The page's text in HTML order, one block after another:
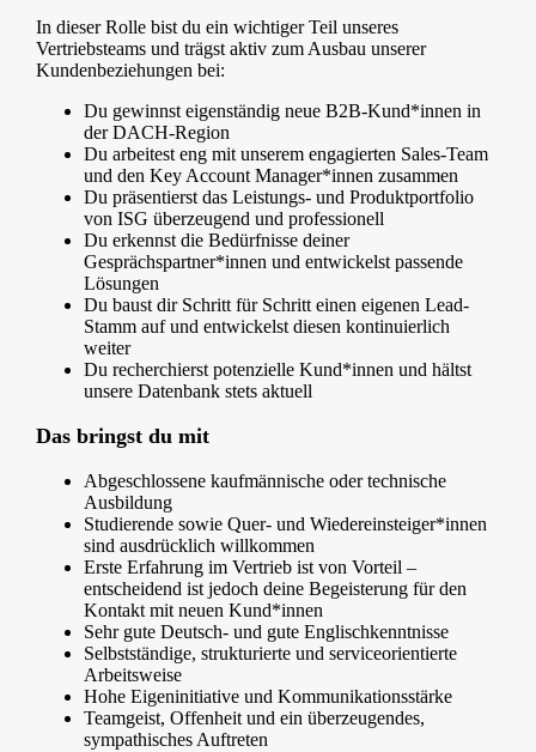
In dieser Rolle bist du ein wichtiger Teil unseres
Vertriebsteams und trägst aktiv zum Ausbau unserer
Kundenbeziehungen bei:
Du gewinnst eigenständig neue B2B-Kund*innen in
der DACH-Region
Du arbeitest eng mit unserem engagierten Sales-Team
und den Key Account Manager*innen zusammen
Du präsentierst das Leistungs- und Produktportfolio
von ISG überzeugend und professionell
Du erkennst die Bedürfnisse deiner
Gesprächspartner*innen und entwickelst passende
Lösungen
Du baust dir Schritt für Schritt einen eigenen Lead-
Stamm auf und entwickelst diesen kontinuierlich
weiter
Du recherchierst potenzielle Kund*innen und hältst
unsere Datenbank stets aktuell
Das bringst du mit
Abgeschlossene kaufmännische oder technische
Ausbildung
Studierende sowie Quer- und Wiedereinsteiger*innen
sind ausdrücklich willkommen
Erste Erfahrung im Vertrieb ist von Vorteil –
entscheidend ist jedoch deine Begeisterung für den
Kontakt mit neuen Kund*innen
Sehr gute Deutsch- und gute Englischkenntnisse
Selbstständige, strukturierte und serviceorientierte
Arbeitsweise
Hohe Eigeninitiative und Kommunikationsstärke
Teamgeist, Offenheit und ein überzeugendes,
sympathisches Auftreten